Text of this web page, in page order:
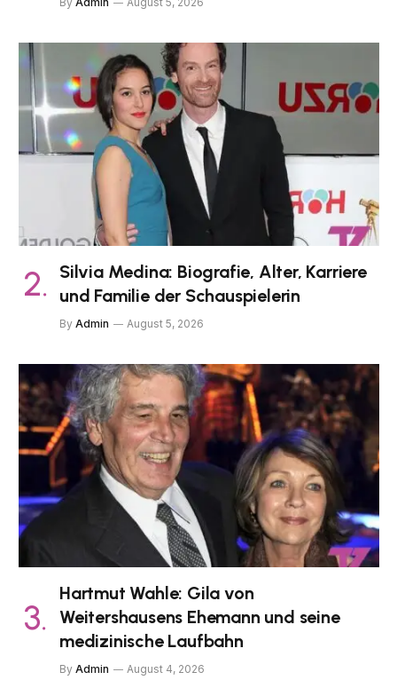
Silvia Medina: Biografie, Alter, Karriere
und Familie der Schauspielerin
By Admin August 5, 2026
Hartmut Wahle: Gila von
Weitershausens Ehemann und seine
medizinische Laufbahn
By Admin August 4, 2026